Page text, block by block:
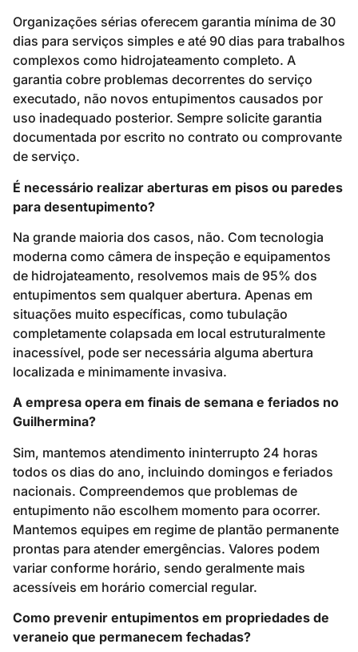
Organizações sérias oferecem garantia mínima de 30
dias para serviços simples e até 90 dias para trabalhos
complexos como hidrojateamento completo. A
garantia cobre problemas decorrentes do serviço
executado, não novos entupimentos causados por
uso inadequado posterior. Sempre solicite garantia
documentada por escrito no contrato ou comprovante
de serviço.
É necessário realizar aberturas em pisos ou paredes
para desentupimento?
Na grande maioria dos casos, não. Com tecnologia
moderna como câmera de inspeção e equipamentos
de hidrojateamento, resolvemos mais de 95% dos
entupimentos sem qualquer abertura. Apenas em
situações muito específicas, como tubulação
completamente colapsada em local estruturalmente
inacessível, pode ser necessária alguma abertura
localizada e minimamente invasiva.
A empresa opera em finais de semana e feriados no
Guilhermina?
Sim, mantemos atendimento ininterrupto 24 horas
todos os dias do ano, incluindo domingos e feriados
nacionais. Compreendemos que problemas de
entupimento não escolhem momento para ocorrer.
Mantemos equipes em regime de plantão permanente
prontas para atender emergências. Valores podem
variar conforme horário, sendo geralmente mais
acessíveis em horário comercial regular.
Como prevenir entupimentos em propriedades de
veraneio que permanecem fechadas?